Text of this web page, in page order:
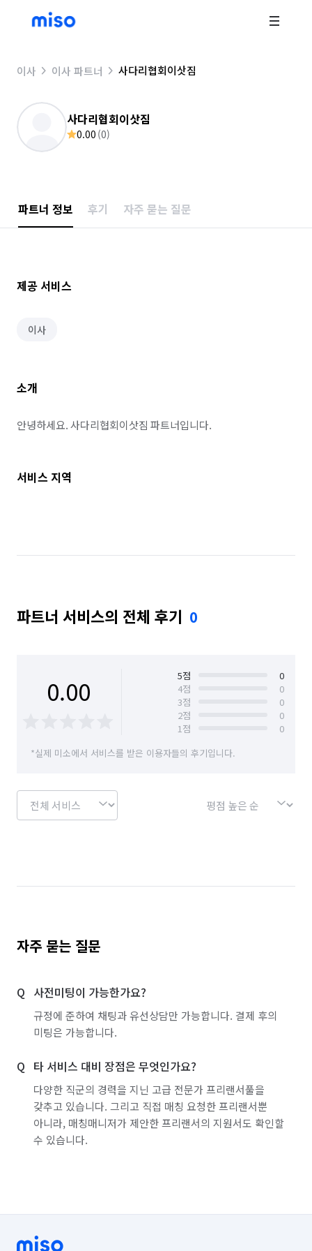
이사 이사 파트너 사다리협회이삿짐
사다리협회이삿짐
0.00 (0)
파트너 정보 후기 자주 묻는 질문
제공 서비스
이사
소개
안녕하세요. 사다리협회이삿짐 파트너입니다.
서비스 지역
파트너 서비스의 전체 후기 0
0.00 5점
0
4점
0
3점
0
2점
0
1점
0
*실제 미소에서 서비스를 받은 이용자들의 후기입니다.
자주 묻는 질문
사전미팅이 가능한가요?
규정에 준하여 채팅과 유선상담만 가능합니다. 결제 후의
미팅은 가능합니다.
타 서비스 대비 장점은 무엇인가요?
다양한 직군의 경력을 지닌 고급 전문가 프리랜서풀을
갖추고 있습니다. 그리고 직접 매칭 요청한 프리랜서뿐
아니라, 매칭매니저가 제안한 프리랜서의 지원서도 확인할
수 있습니다.